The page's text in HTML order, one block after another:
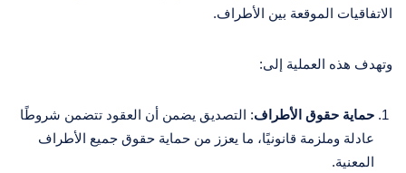
الاتفاقيات الموقعة بين الأطراف.
وتهدف هذه العملية إلى:
حماية حقوق الأطراف: التصديق يضمن أن العقود تتضمن شروطًا
عادلة وملزمة قانونيًا، ما يعزز من حماية حقوق جميع الأطراف
المعنية.